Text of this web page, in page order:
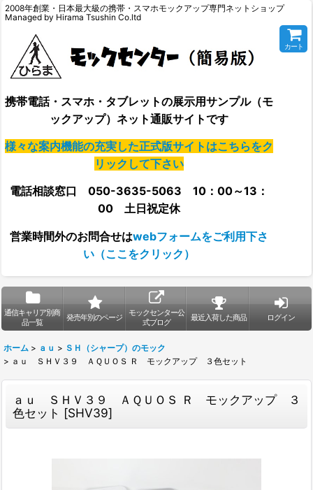
2008年創業・日本最大級の携帯・スマホモックアップ専門ネットショップ
Managed by Hirama Tsushin Co.ltd
携帯電話・スマホ・タブレットの展示用サンプル（モ
ックアップ）ネット通販サイトです
様々な案内機能の充実した正式版サイトはこちらをク
リックして下さい
電話相談窓口 050-3635-5063 10：00～13：
00 土日祝定休
営業時間外のお問合せはwebフォームをご利用下さ
い（ここをクリック）
カート
通信キャリア別商
品一覧
発売年別のページ
モックセンター公
式ブログ
最近入荷した商品 ログイン
ホーム > ａｕ > ＳＨ（シャープ）のモック
> ａｕ ＳＨＶ３９ ＡＱＵＯＳ Ｒ モックアップ ３色セット
ａｕ ＳＨＶ３９ ＡＱＵＯＳ Ｒ モックアップ ３
色セット [SHV39]